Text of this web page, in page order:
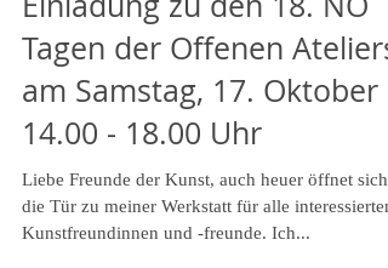
Einladung zu den 18. NÖ
Tagen der Offenen Ateliers,
am Samstag, 17. Oktober
14.00 - 18.00 Uhr
Liebe Freunde der Kunst, auch heuer öffnet sich